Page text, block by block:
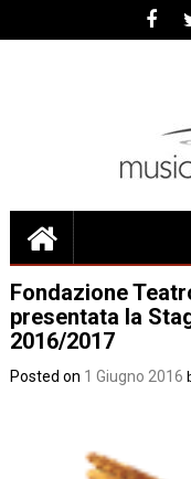
Fondazione
presentata la
2016/2017
Posted on 1 Giugno 2016